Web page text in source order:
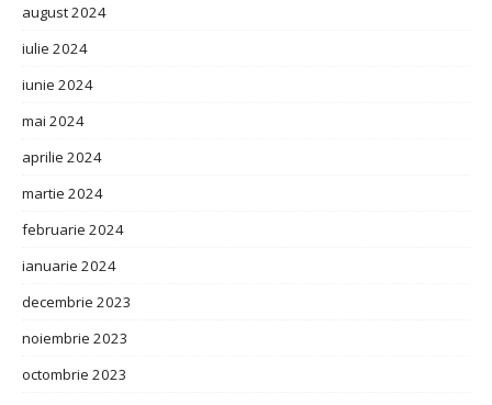
august 2024
iulie 2024
iunie 2024
mai 2024
aprilie 2024
martie 2024
februarie 2024
ianuarie 2024
decembrie 2023
noiembrie 2023
octombrie 2023